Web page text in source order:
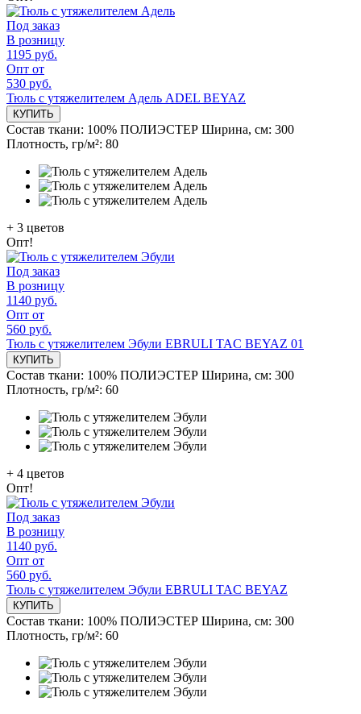
Под заказ
В розницу
1195 руб.
Опт от
530 руб.
Тюль с утяжелителем Адель ADEL BEYAZ
КУПИТЬ
Состав ткани: 100% ПОЛИЭСТЕР Ширина, см: 300
Плотность, гр/м²: 80
+ 3 цветов
Опт!
Под заказ
В розницу
1140 руб.
Опт от
560 руб.
Тюль с утяжелителем Эбули EBRULI TAC BEYAZ 01
КУПИТЬ
Состав ткани: 100% ПОЛИЭСТЕР Ширина, см: 300
Плотность, гр/м²: 60
+ 4 цветов
Опт!
Под заказ
В розницу
1140 руб.
Опт от
560 руб.
Тюль с утяжелителем Эбули EBRULI TAC BEYAZ
КУПИТЬ
Состав ткани: 100% ПОЛИЭСТЕР Ширина, см: 300
Плотность, гр/м²: 60